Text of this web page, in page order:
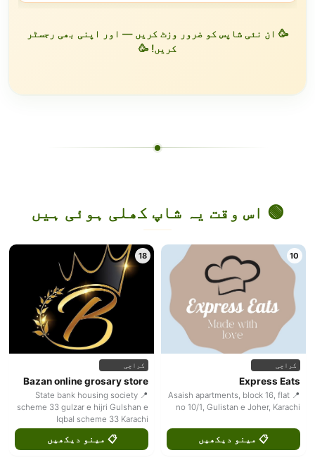
🥳 ان نئی شاپس کو ضرور وزٹ کریں — اور اپنی بھی رجسٹر
کریں! 🥳
🟢 اس وقت یہ شاپ کھلی ہوئی ہیں
10
کراچی
Express Eats
📍 Asaish apartments, block 16, flat
no 10/1, Gulistan e Joher, Karachi
📋 مینو دیکھیں
18
کراچی
Bazan online grosary store
📍 State bank housing society
scheme 33 gulzar e hijri Gulshan e
Iqbal scheme 33 Karachi
📋 مینو دیکھیں